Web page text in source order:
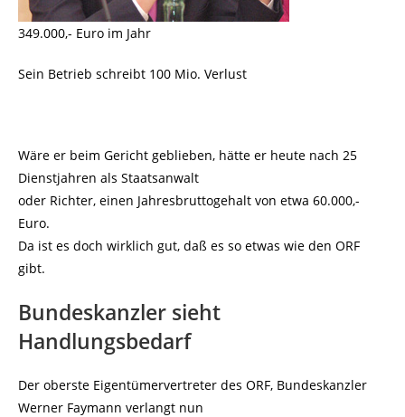
349.000,- Euro im Jahr
Sein Betrieb schreibt 100 Mio. Verlust
Wäre er beim Gericht geblieben, hätte er heute nach 25
Dienstjahren als Staatsanwalt
oder Richter, einen Jahresbruttogehalt von etwa 60.000,-
Euro.
Da ist es doch wirklich gut, daß es so etwas wie den ORF
gibt.
Bundeskanzler sieht
Handlungsbedarf
Der oberste Eigentümervertreter des ORF, Bundeskanzler
Werner Faymann verlangt nun